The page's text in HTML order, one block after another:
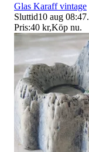
Glas Karaff vintage
Sluttid10 aug 08:47.
Pris:40 kr,Köp nu.